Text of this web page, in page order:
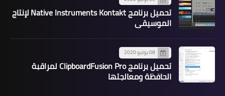
تحميل برنامج Native Instruments Kontakt لإنتاج
الموسيقى
08 يوليو 2020
تحميل برنامج ClipboardFusion Pro لمراقبة
الحافظة ومعالجتها